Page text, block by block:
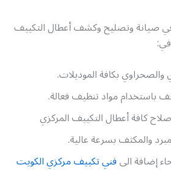
في صيانة وتصليح وكشف أعطال التكييف
والصحراوي بكافة الموديلات.
باستخدام مواد تنظيف فعالة.
كافة أعطال التكييف المركزي
والمكثف بسرعة عالية.
إضافة الىفني تكييف مركزي الكويت